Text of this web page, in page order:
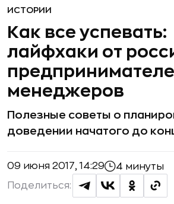
ИСТОРИИ
Как все успевать:
лайфхаки от
менеджеров
Полезные советы о
доведении начатого до
09 июня 2017, 14:29 4 минуты
Поделиться: